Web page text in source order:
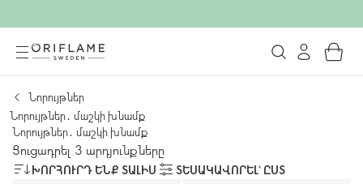
Նորույթներ
Նորույթներ․ մաշկի խնամք
Նորույթներ․ մաշկի խնամք
Ցուցադրել 3 արդյունքները
ԽՈՐՀՈՒՐԴ ԵՆՔ ՏԱԼԻՍ ՏԵՍԱԿԱՎՈՐԵԼ՝ ԸՍՏ